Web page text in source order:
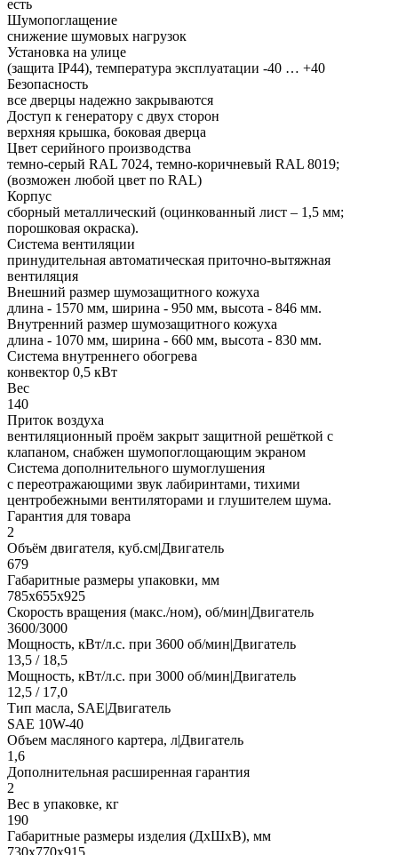
есть
Шумопоглащение
снижение шумовых нагрузок
Установка на улице
(защита IP44), температура эксплуатации -40 … +40
Безопасность
все дверцы надежно закрываются
Доступ к генератору с двух сторон
верхняя крышка, боковая дверца
Цвет серийного производства
темно-серый RAL 7024, темно-коричневый RAL 8019;
(возможен любой цвет по RAL)
Корпус
сборный металлический (оцинкованный лист – 1,5 мм;
порошковая окраска).
Система вентиляции
принудительная автоматическая приточно-вытяжная
вентиляция
Внешний размер шумозащитного кожуха
длина - 1570 мм, ширина - 950 мм, высота - 846 мм.
Внутренний размер шумозащитного кожуха
длина - 1070 мм, ширина - 660 мм, высота - 830 мм.
Система внутреннего обогрева
конвектор 0,5 кВт
Вес
140
Приток воздуха
вентиляционный проём закрыт защитной решёткой с
клапаном, снабжен шумопоглощающим экраном
Система дополнительного шумоглушения
с переотражающими звук лабиринтами, тихими
центробежными вентиляторами и глушителем шума.
Гарантия для товара
2
Объём двигателя, куб.см|Двигатель
679
Габаритные размеры упаковки, мм
785х655х925
Скорость вращения (макс./ном), об/мин|Двигатель
3600/3000
Мощность, кВт/л.с. при 3600 об/мин|Двигатель
13,5 / 18,5
Мощность, кВт/л.с. при 3000 об/мин|Двигатель
12,5 / 17,0
Тип масла, SAE|Двигатель
SAE 10W-40
Объем масляного картера, л|Двигатель
1,6
Дополнительная расширенная гарантия
2
Вес в упаковке, кг
190
Габаритные размеры изделия (ДхШхВ), мм
730х770х915